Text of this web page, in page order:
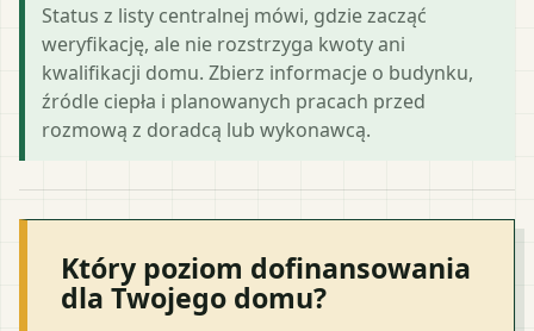
Status z listy centralnej mówi, gdzie zacząć
weryfikację, ale nie rozstrzyga kwoty ani
kwalifikacji domu. Zbierz informacje o budynku,
źródle ciepła i planowanych pracach przed
rozmową z doradcą lub wykonawcą.
Który poziom dofinansowania
dla Twojego domu?